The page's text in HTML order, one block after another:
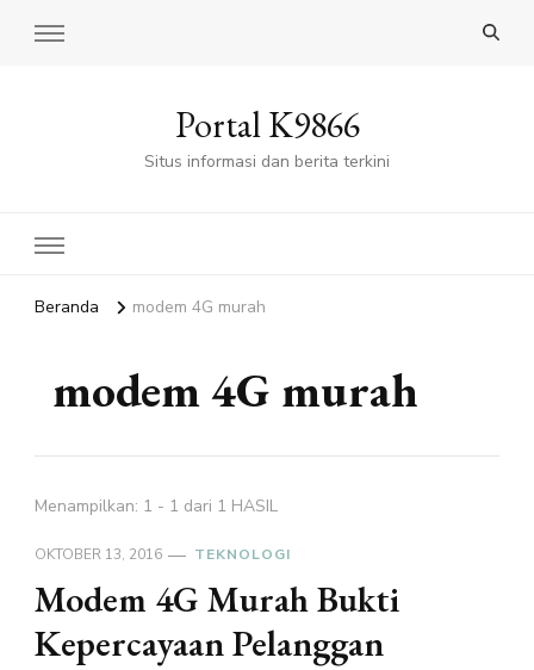
Portal K9866
Situs informasi dan berita terkini
Beranda modem 4G murah
modem 4G murah
Menampilkan: 1 - 1 dari 1 HASIL
OKTOBER 13, 2016 TEKNOLOGI
Modem 4G Murah Bukti
Kepercayaan Pelanggan